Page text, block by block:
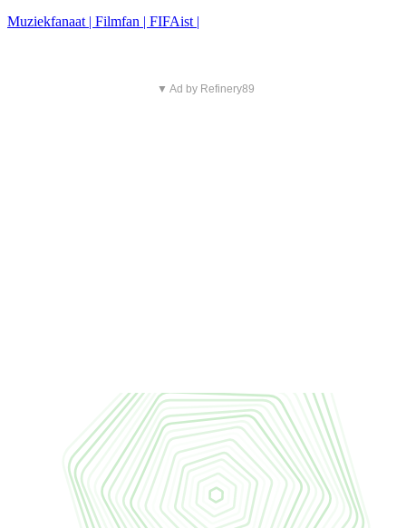
Muziekfanaat | Filmfan | FIFAist |
▼ Ad by Refinery89